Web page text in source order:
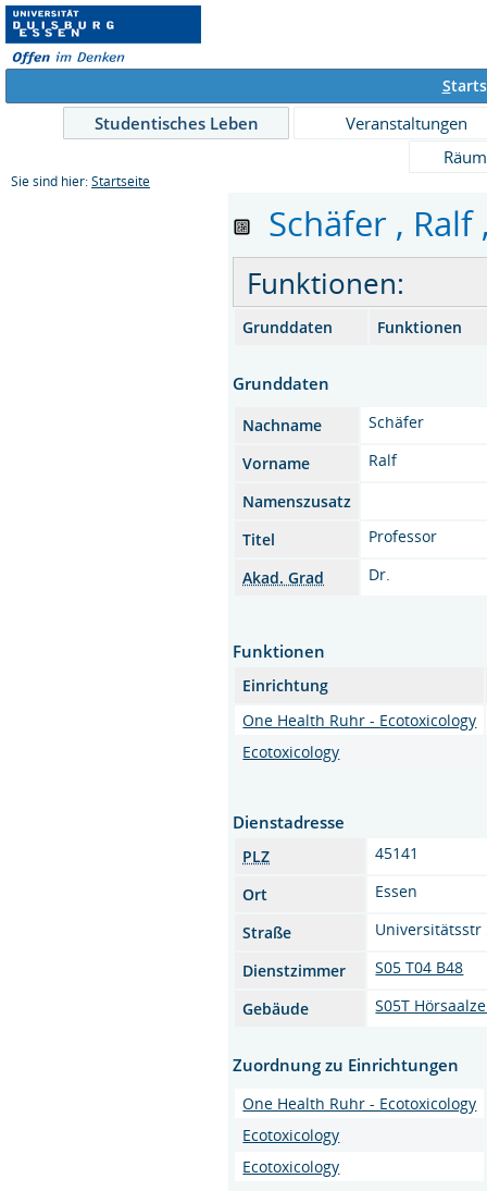
S
Studentisches Leben
Veranstaltungen
Sie sind hier: Startseite
Schäfer ,
Funktionen:
Grunddaten Funktionen
Grunddaten
Nachname
Schäfer
Vorname
Ralf
Namenszusatz
Titel
Professor
Akad. Grad
Dr.
Funktionen
Einrichtung
One Health Ruhr - Ecotoxicology
Ecotoxicology
Dienstadresse
PLZ
45141
Ort
Essen
Straße
Universitätsstr
Dienstzimmer
S05 T04 B48
Gebäude
S05T
Zuordnung zu Einrichtungen
One Health Ruhr - Ecotoxicology
Ecotoxicology
Ecotoxicology